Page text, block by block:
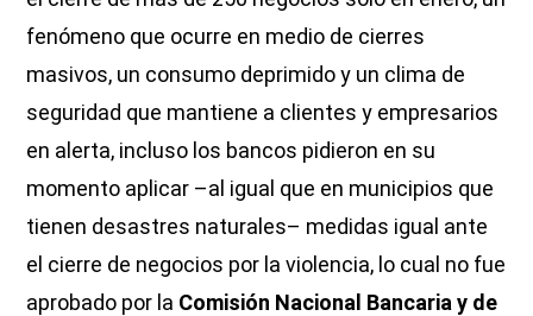
fenómeno que ocurre en medio de cierres
masivos, un consumo deprimido y un clima de
seguridad que mantiene a clientes y empresarios
en alerta, incluso los bancos pidieron en su
momento aplicar –al igual que en municipios que
tienen desastres naturales– medidas igual ante
el cierre de negocios por la violencia, lo cual no fue
aprobado por la Comisión Nacional Bancaria y de